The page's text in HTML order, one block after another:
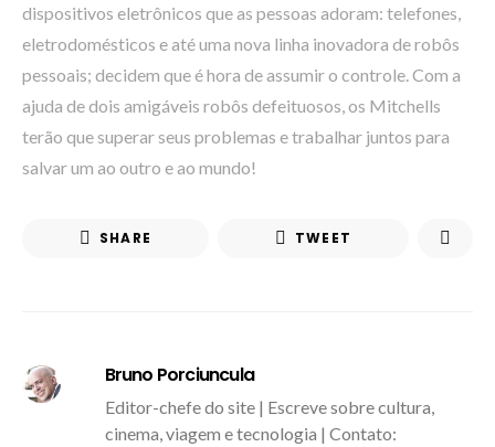
dispositivos eletrônicos que as pessoas adoram: telefones,
eletrodomésticos e até uma nova linha inovadora de robôs
pessoais; decidem que é hora de assumir o controle. Com a
ajuda de dois amigáveis robôs defeituosos, os Mitchells
terão que superar seus problemas e trabalhar juntos para
salvar um ao outro e ao mundo!
SHARE TWEET
Bruno Porciuncula
Editor-chefe do site | Escreve sobre cultura,
cinema, viagem e tecnologia | Contato: